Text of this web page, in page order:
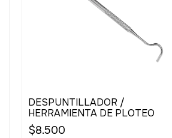
DESPUNTILLADOR /
HERRAMIENTA DE PLOTEO
$8.500